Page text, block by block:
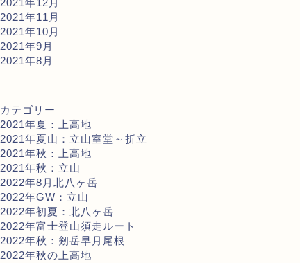
2021年12月
2021年11月
2021年10月
2021年9月
2021年8月
カテゴリー
2021年夏：上高地
2021年夏山：立山室堂～折立
2021年秋：上高地
2021年秋：立山
2022年8月北八ヶ岳
2022年GW：立山
2022年初夏：北八ヶ岳
2022年富士登山須走ルート
2022年秋：剱岳早月尾根
2022年秋の上高地